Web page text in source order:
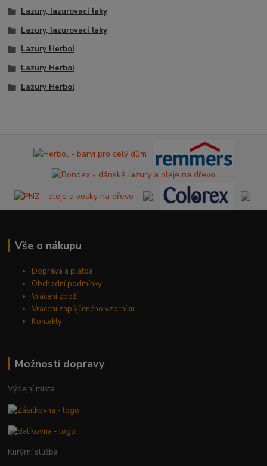
Lazury, lazurovací laky
Lazury, lazurovací laky
Lazury Herbol
Lazury Herbol
Lazury Herbol
Vše o nákupu
Doprava a platba
Obchodní podmínky
Vrácení zboží
Vrácení zapůjčeného vzorníku
Kontakty
Možnosti dopravy
Výdejní místa
Kurýrní služba